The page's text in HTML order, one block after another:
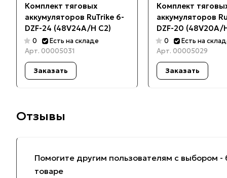
Комплект тяговых
аккумуляторов RuTrike 6-
DZF-24 (48V24A/H C2)
0
Есть на складе
Арт. 00005031
Заказать
Комплект
аккумуляторов
DZF-20 (48V20A/
0
Есть на
Арт. 00005029
Заказать
Отзывы
Помогите другим пользователям с выбором
товаре